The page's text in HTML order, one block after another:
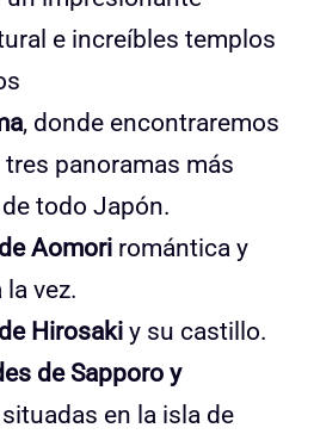
e increíbles templos
, donde encontraremos
panoramas más
todo Japón.
Aomori romántica y
vez.
Hirosaki y su castillo.
de Sapporo y
situadas en la isla de